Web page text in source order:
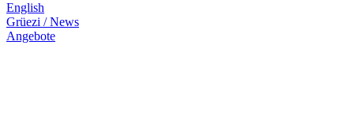
English
Grüezi / News
Angebote